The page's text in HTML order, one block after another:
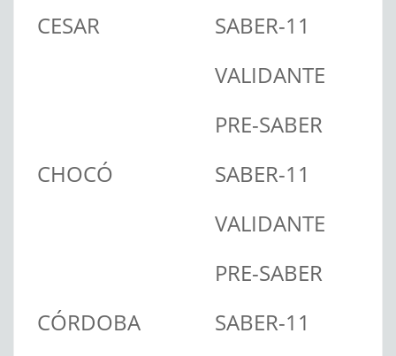
CESAR
SABER-11
VALIDANTE
CHOCÓ
PRE-SABER
SABER-11
VALIDANTE
CÓRDOBA
PRE-SABER
SABER-11